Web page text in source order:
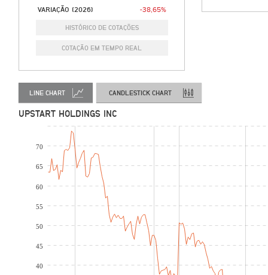
VARIAÇÃO (2026) -38,65%
HISTÓRICO DE COTAÇÕES
COTAÇÃO EM TEMPO REAL
LINE CHART CANDLESTICK CHART
UPSTART HOLDINGS INC
40
45
50
55
60
65
70